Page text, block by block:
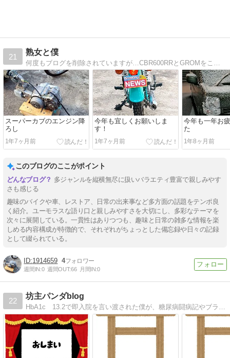
21
熟女と僕
スーパーカブのエンジン降
ろし
1年7ヶ月前
今年も宜しくお願いしま
す！
1年7ヶ月前
今年も一年お
た
1年8ヶ月前
このブログのここがポイント
多ジャンルを縦横無尽に扱いバラエティ豊富で親しみやす
さも感じる
趣味のバイクや車、レストア、日常の出来事など多方面の話題をテンポ良
く紹介。ユーモラスな語り口と親しみやすさを大切にし、多彩なテーマを
次々に展開している。一貫性はありつつも、趣味と日常の雑多な情報を楽
しめる内容構成が特徴的で、それぞれがちょっとした備忘録や日々の記録
として綴られている。
1914659 4
週間IN:0 週間OUT:66 月間IN:0
22
坊主パンダblog
HbA1c 13.2で即入院を言い渡された僕が、糖尿病闘病記やブラック会社での体験談、中古住宅を買った時のこと、原付2種ライフをメインに書いています。